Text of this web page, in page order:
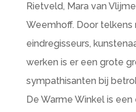
Rietveld, Mara van
Weemhoff. Door telkens
eindregisseurs,
werken is er een grote
sympathisanten bij
De Warme Winkel is een